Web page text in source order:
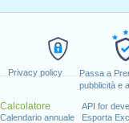
Privacy policy
Passa a
pubblicità e
Calcolatore
Calendario annuale
API for
Esporta